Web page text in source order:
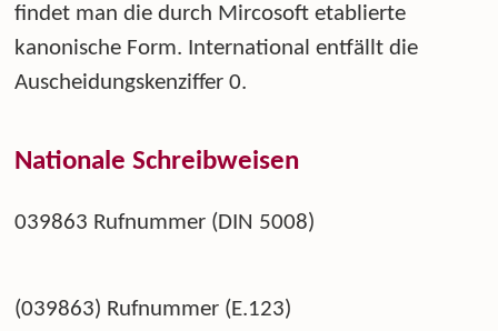
findet man die durch Mircosoft etablierte
kanonische Form. International entfällt die
Auscheidungskenziffer 0.
Nationale Schreibweisen
039863 Rufnummer (DIN 5008)
(039863) Rufnummer (E.123)